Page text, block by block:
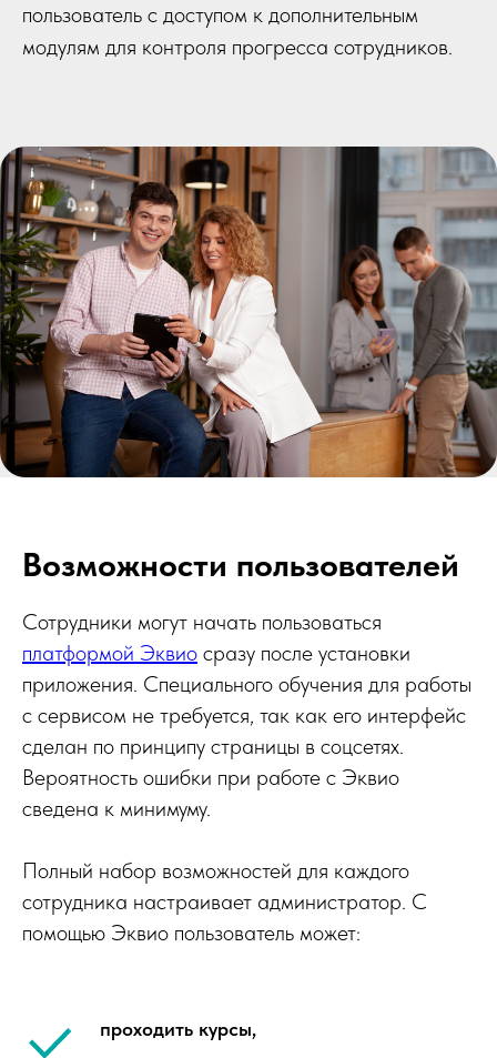
пользователь с доступом к дополнительным
модулям для контроля прогресса сотрудников.
Возможности пользователей
Сотрудники могут начать пользоваться
платформой Эквио сразу после установки
приложения. Специального обучения для работы
с сервисом не требуется, так как его интерфейс
сделан по принципу страницы в соцсетях.
Вероятность ошибки при работе с Эквио
сведена к минимуму.
Полный набор возможностей для каждого
сотрудника настраивает администратор. С
помощью Эквио пользователь может:
проходить курсы,